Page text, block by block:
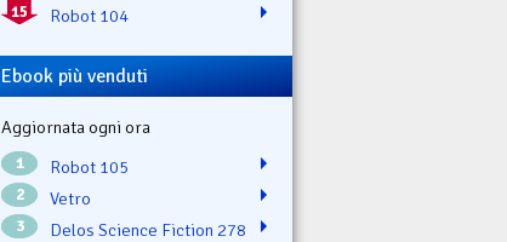
15 Robot 104
Ebook più venduti
Aggiornata ogni ora
1 Robot 105
2 Vetro
3 Delos Science Fiction 278